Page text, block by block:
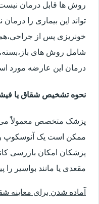
روش ها قابل درمان
تواند این بیماری را
خونریزی پس از
شامل روش های
درمان این عارضه مورد
نحوه تشخیص شقاق یا
پزشک متخصص معمولاً می
ممکن است یک آنوسکوپ را
پزشکان امکان بازرسی
مقعدی یا مانند بواسیر
آماده شدن برای معاینه